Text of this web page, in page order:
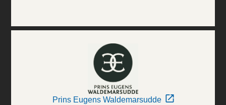
Prins Eugens Waldemarsudde